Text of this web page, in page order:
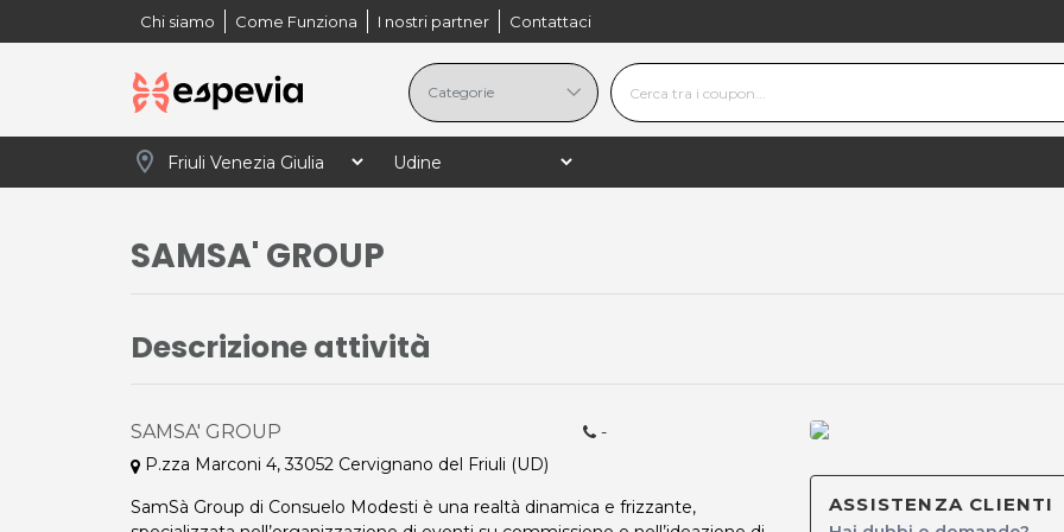
Chi siamo Come Funziona I nostri partner Contattaci
location_on
SAMSA' GROUP
Descrizione attività
SAMSA' GROUP
P.zza Marconi 4, 33052 Cervignano del Friuli (UD)
-
SamSà Group di Consuelo Modesti è una realtà dinamica e frizzante,
ASSISTENZA CLIENTI